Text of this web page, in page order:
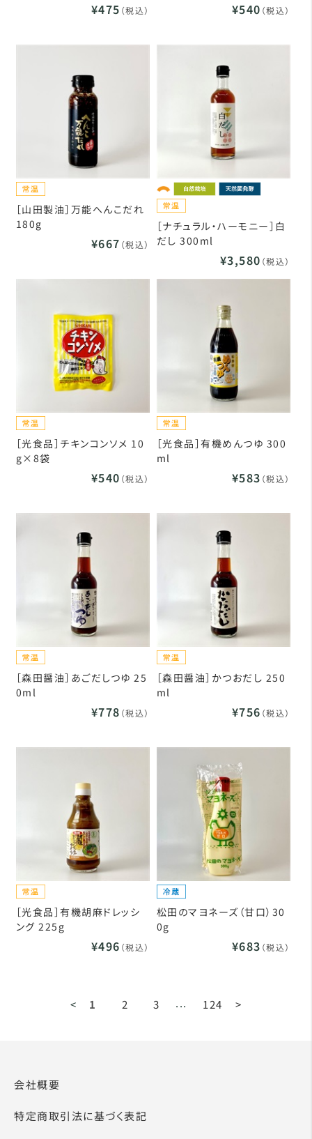
¥475 （税込） ¥540 （税込）
［山田製油］万能へんこだれ
180g
¥667 （税込）
［ナチュラル・ハーモニー］白
だし 300ml
¥3,580 （税込）
［光食品］チキンコンソメ 10
g×8袋
¥540 （税込）
［光食品］有機めんつゆ 300
ml
¥583 （税込）
［森田醤油］あごだしつゆ 25
0ml
¥778 （税込）
［森田醤油］かつおだし 250
ml
¥756 （税込）
［光食品］有機胡麻ドレッシ
ング 225g
¥496 （税込）
松田のマヨネーズ（甘口）30
0g
¥683 （税込）
< 1 2 3 ... 124 >
会社概要
特定商取引法に基づく表記